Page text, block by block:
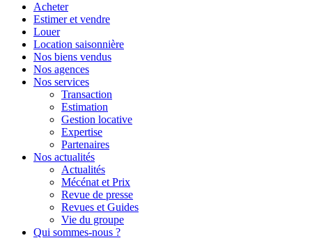
Acheter
Estimer et vendre
Louer
Location saisonnière
Nos biens vendus
Nos agences
Nos services
Transaction
Estimation
Gestion locative
Expertise
Partenaires
Nos actualités
Actualités
Mécénat et Prix
Revue de presse
Revues et Guides
Vie du groupe
Qui sommes-nous ?